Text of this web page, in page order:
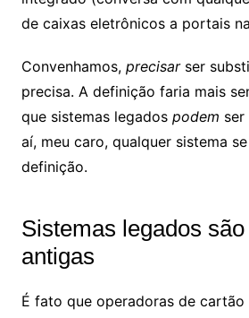
de caixas eletrônicos a portais
Convenhamos, precisarser
precisa. A definição faria mais
que sistemas legados podem
aí, meu caro, qualquer sistema
definição.
Sistemas legados
antigas
É fato que operadoras de